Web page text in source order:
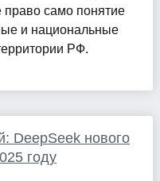
право само понятие
и национальные
РФ.
DeepSeek нового
году